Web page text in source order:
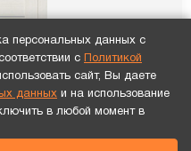
по СМС или телефону!
персональных данных с
с
Политикой
сайт, Вы даете
данных и на использование
в любой момент в